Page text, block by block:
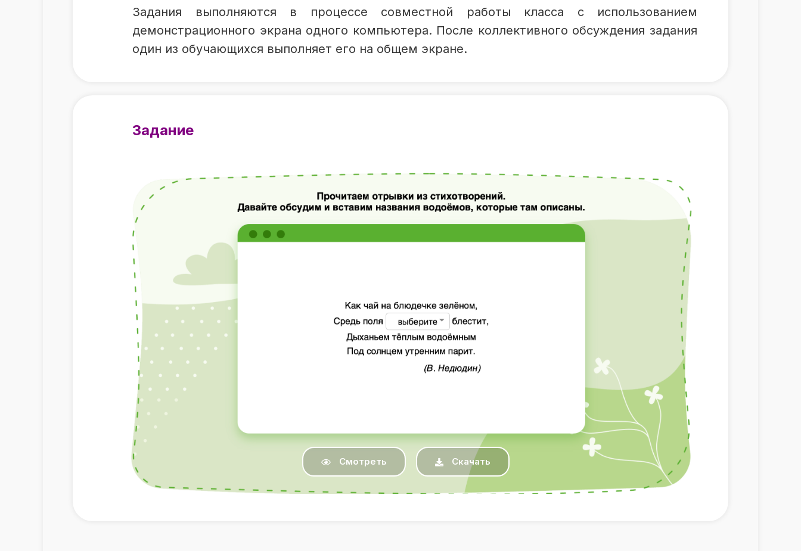
Задания выполняются в процессе совместной работы класса с использованием
демонстрационного экрана одного компьютера. После коллективного обсуждения задания
один из обучающихся выполняет его на общем экране.
Задание
Скачать
Смотреть